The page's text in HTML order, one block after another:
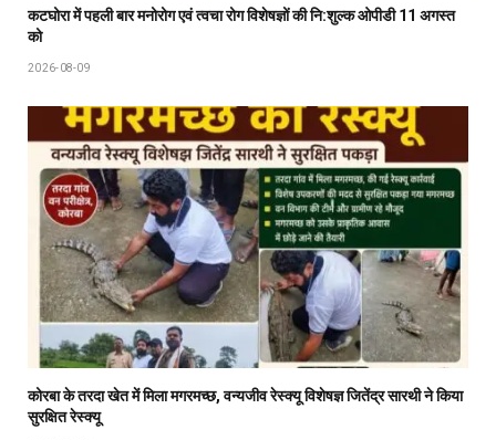
कटघोरा में पहली बार मनोरोग एवं त्वचा रोग विशेषज्ञों की नि:शुल्क ओपीडी 11 अगस्त
को
2026-08-09
कोरबा के तरदा खेत में मिला मगरमच्छ, वन्यजीव रेस्क्यू विशेषज्ञ जितेंद्र सारथी ने किया
सुरक्षित रेस्क्यू